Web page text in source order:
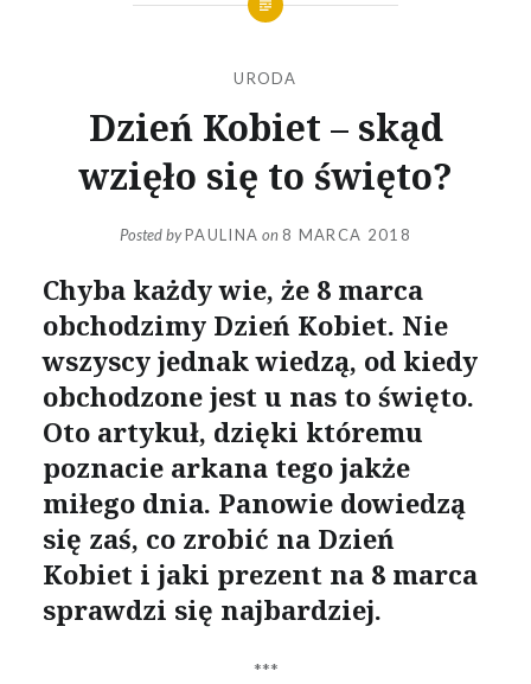
URODA
Dzień Kobiet – skąd
wzięło się to święto?
Posted byPAULINA on 8 MARCA 2018
Chyba każdy wie, że 8 marca
obchodzimy Dzień Kobiet. Nie
wszyscy jednak wiedzą, od kiedy
obchodzone jest u nas to święto.
Oto artykuł, dzięki któremu
poznacie arkana tego jakże
miłego dnia. Panowie dowiedzą
się zaś, co zrobić na Dzień
Kobiet i jaki prezent na 8 marca
sprawdzi się najbardziej.
***